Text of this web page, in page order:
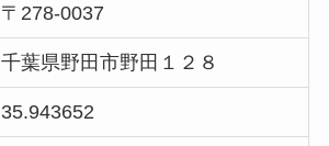
〒278-0037
千葉県野田市野田１２８
35.943652